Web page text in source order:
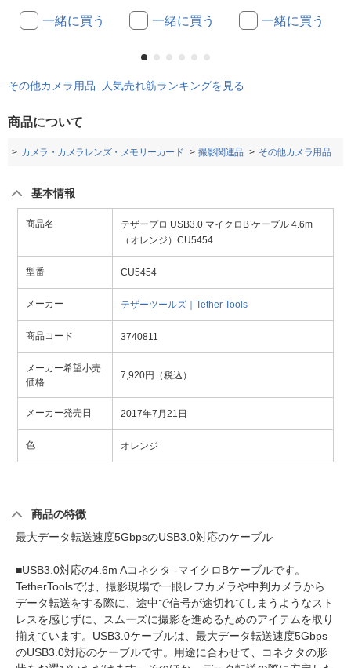
一緒に買う 一緒に買う 一緒に買う
その他カメラ用品 人気売れ筋ランキングを見る
商品について
カメラ・カメラレンズ・メモリーカード 撮影関連品 その他カメラ用品
基本情報
商品名
テザープロ USB3.0 マイクロB ケーブル 4.6m
（オレンジ）CU5454
型番 CU5454
メーカー テザーツールズ｜Tether Tools
商品コード 3740811
メーカー希望小売
価格
7,920円（税込）
メーカー発売日 2017年7月21日
色 オレンジ
商品の特徴
最大データ転送速度5GbpsのUSB3.0対応のケーブル
■USB3.0対応の4.6m Aコネクタ -マイクロBケーブルです。
TetherToolsでは、撮影現場で一眼レフカメラや中判カメラから
データ転送をする際に、途中で信号が途切れてしまうようなスト
レスを感じずに、スムーズに撮影を進めるためのアイテムを取り
揃えています。USB3.0ケーブルは、最大データ転送速度5Gbps
のUSB3.0対応のケーブルです。用途に合わせて、コネクタの形